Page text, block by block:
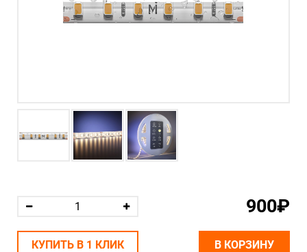
900₽
КУПИТЬ В 1 КЛИК В КОРЗИНУ